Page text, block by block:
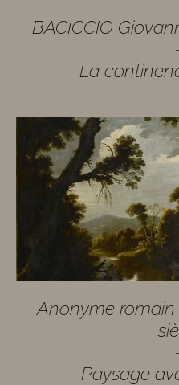
BACICCIO
La
Anonyme
Paysage